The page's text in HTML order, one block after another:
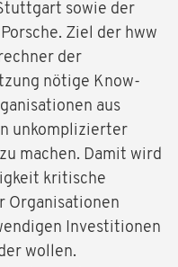
sowie der
Ziel der hww
der
nötige Know-
aus
unkomplizierter
machen. Damit wird
kritische
Organisationen
Investitionen
wollen.